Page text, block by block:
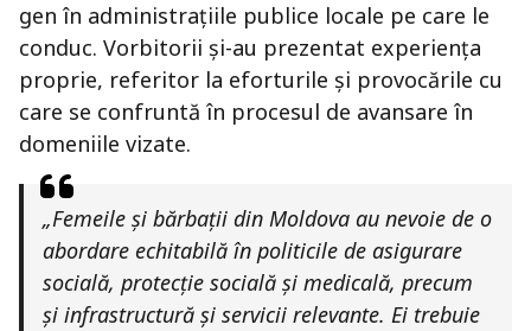
gen în administrațiile publice locale pe care le
conduc. Vorbitorii și-au prezentat experiența
proprie, referitor la eforturile și provocările cu
care se confruntă în procesul de avansare în
domeniile vizate.
„Femeile și bărbații din Moldova au nevoie de o
abordare echitabilă în politicile de asigurare
socială, protecție socială și medicală, precum
și infrastructură și servicii relevante. Ei trebuie